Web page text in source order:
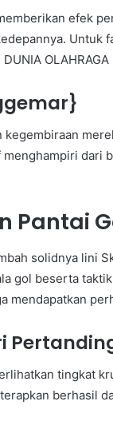
efek
Untuk
kegembiraan
dari
Pantai
solidnya lini
gol beserta
mendapatkan
tingkat
berhasil